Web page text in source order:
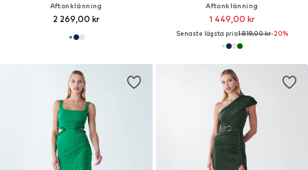
Aftonklänning
2 269,00 kr
Aftonklänning
1 449,00 kr
Senaste lägsta pris:1 819,00 kr-20%